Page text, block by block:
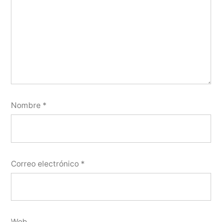
Nombre *
Correo electrónico *